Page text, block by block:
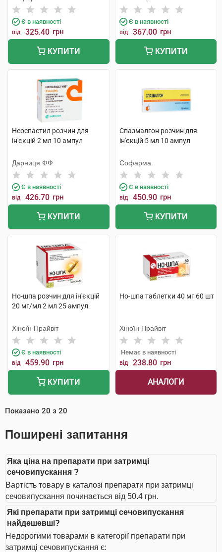
Є в наявності
від 325.40 грн
КУПИТИ
Є в наявності
від 367.00 грн
КУПИТИ
Неоспастил розчин для
ін'єкцій 2 мл 10 ампул
Дарниця ФФ
Є в наявності
від 426.70 грн
КУПИТИ
Спазмалгон розчин для
ін'єкцій 5 мл 10 ампул
Софарма
Є в наявності
від 450.90 грн
КУПИТИ
Но-шпа розчин для ін'єкцій
20 мг/мл 2 мл 25 ампул
Хіноїн Прайвіт
Є в наявності
від 459.90 грн
КУПИТИ
Но-шпа таблетки 40 мг 60 шт
Хіноїн Прайвіт
Немає в наявності
від 238.80 грн
АНАЛОГИ
Показано 20 з 20
Поширені запитання
Яка ціна на препарати при затримці
сечовипускання ?
Вартість товару в каталозі препарати при затримці
сечовипускання починається від 50.4 грн.
Які препарати при затримці сечовипускання
найдешевші?
Недорогими товарами в категорії препарати при
затримці сечовипускання є: